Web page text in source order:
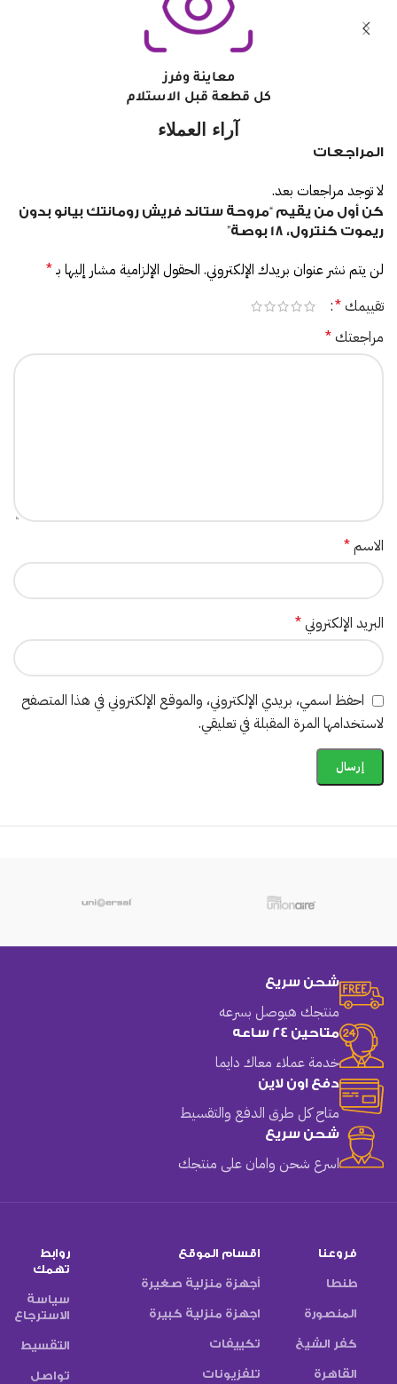
معاينة وفرز
كل قطعة قبل الاستلام
آراء العملاء
المراجعات
لا توجد مراجعات بعد.
كن أول من يقيم “مروحة ستاند فريش رومانتك بيانو بدون
ريموت كنترول، 18 بوصة”
لن يتم نشر عنوان بريدك الإلكتروني. الحقول الإلزامية مشار إليها بـ*
تقييمك*
مراجعتك*
الاسم*
البريد الإلكتروني*
احفظ اسمي، بريدي الإلكتروني، والموقع الإلكتروني في هذا المتصفح
لاستخدامها المرة المقبلة في تعليقي.
شحن سريع
منتجك هيوصل بسرعه
متاحين 24 ساعه
خدمة عملاء معاك دايما
دفع اون لاين
متاح كل طرق الدفع والتقسيط
شحن سريع
اسرع شحن وامان على منتجك
فروعنا
طنطا
المنصورة
كفر الشيخ
القاهرة
اقسام الموقع
أجهزة منزلية صغيرة
اجهزة منزلية كبيرة
تكييفات
تلفزيونات
روابط
تهمك
سياسة
الاسترجاع
التقسيط
تواصل